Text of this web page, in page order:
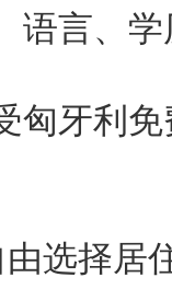
言、
牙利
选择居